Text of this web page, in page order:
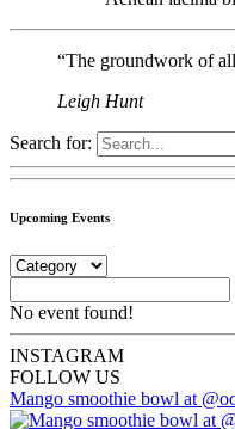
“The groundwork of
Leigh Hunt
Search for:
Upcoming Events
No event found!
INSTAGRAM
FOLLOW US
Mango smoothie bowl at